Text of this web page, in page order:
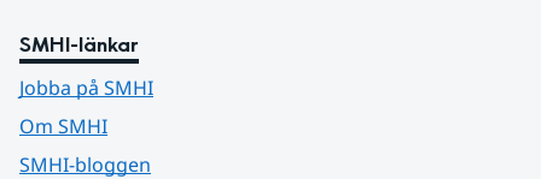
SMHI-länkar
Jobba på SMHI
Om SMHI
SMHI-bloggen